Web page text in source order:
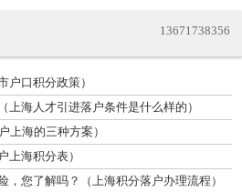
13671738356
户口积分政策）
上海人才引进落户条件是什么样的）
上海的三种方案）
上海积分表）
，您了解吗？（上海积分落户办理流程）